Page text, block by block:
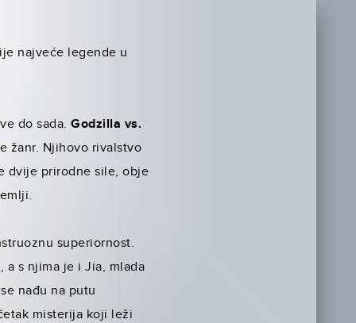
najveće legende u
do sada.Godzilla vs.
žanr. Njihovo rivalstvo
dvije prirodne sile, obje
superiornost.
s njima je i Jia, mlada
nađu na putu
misterija koji leži